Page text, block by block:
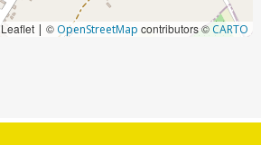
Leaflet | © OpenStreetMap contributors © CARTO